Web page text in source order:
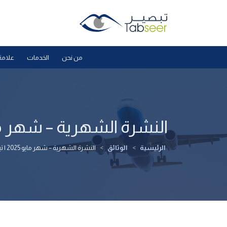
من نحن الخدمات
النشرة الشهرية – شهر مايو 2025 |
الرئيسية > الوثائق > النشرة الشهرية – شهر مايو 2025 | تبصير